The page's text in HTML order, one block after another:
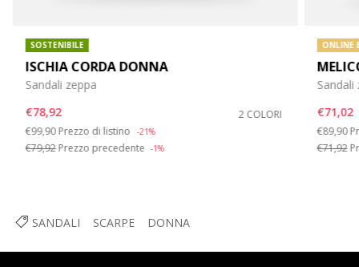
SANDALI SCARPE DONNA
SOSTENIBILE
ISCHIA CORDA DONNA
Sandali zeppa
€78,92
2 COLORI
Price reduced from
€99,90to
Prezzo di listino -21%
€79,92Prezzo precedente -1%
ONLINE
Sandali
€71,02
Price
€89,90 to
€71,92